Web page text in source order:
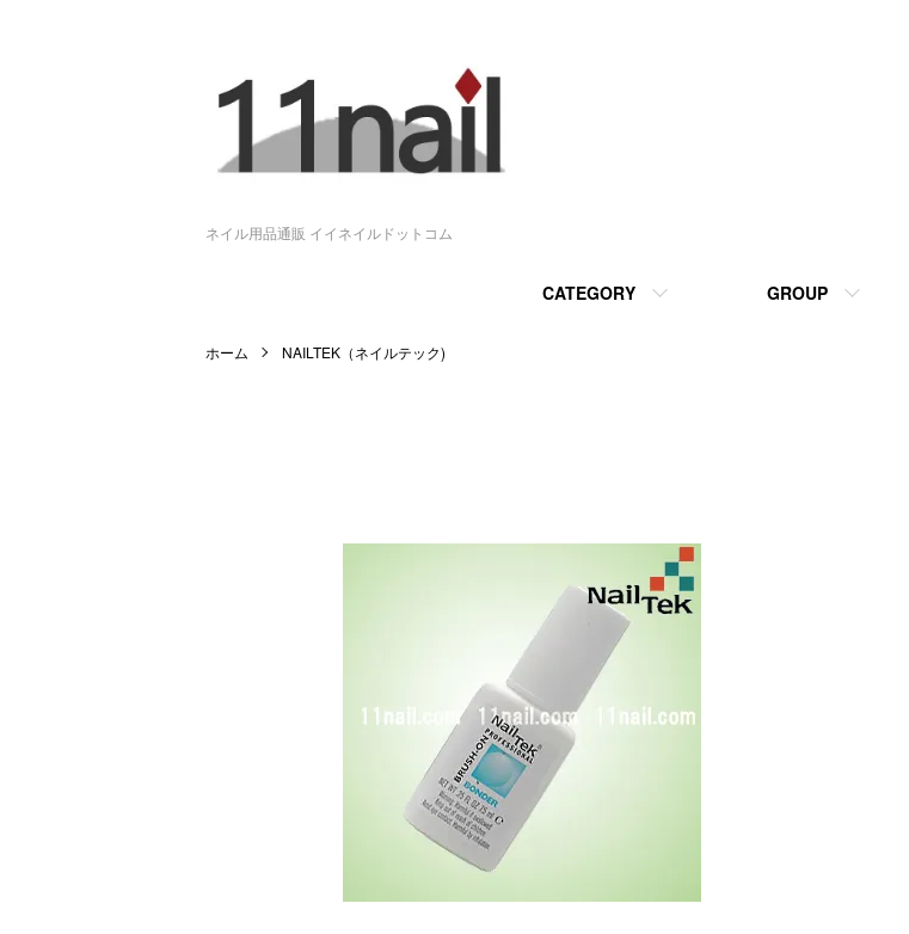
ネイル用品通販 イイネイルドットコム
CATEGORY GROUP
ホーム NAILTEK（ネイルテック)